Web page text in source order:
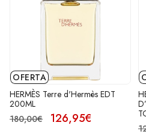
OFERTA
HERMÈS Terre d'Hermès EDT
200ML
180,00€
126,95€